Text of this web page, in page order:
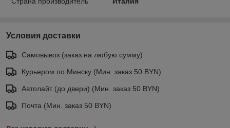
Условия доставки
Самовывоз (заказ на любую сумму)
Курьером по Минску (Мин. заказ 50 BYN)
Автолайт (до двери) (Мин. заказ 50 BYN)
Почта (Мин. заказ 50 BYN)